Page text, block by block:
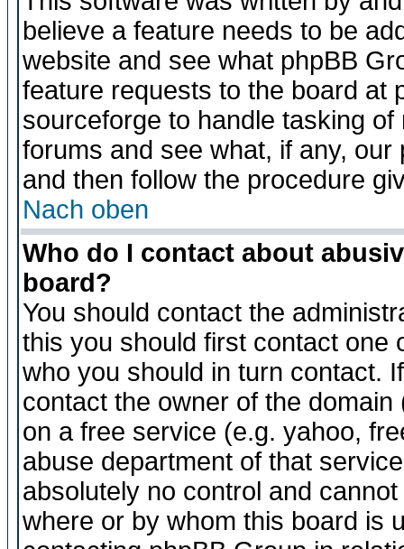
believe a feature needs to be
website and see what phpBB
feature requests to the board at
sourceforge to handle tasking
forums and see what, if any,
and then follow the procedure
Nach oben
Who do I contact about
board?
You should contact the
this you should first contact one
who you should in turn contact.
contact the owner of the
on a free service (e.g. yahoo,
abuse department of that
absolutely no control and
where or by whom this board is